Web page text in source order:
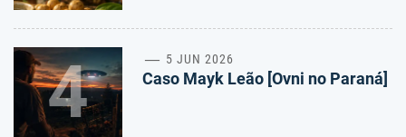
4 5 JUN 2026
Caso Mayk Leão [Ovni no Paraná]